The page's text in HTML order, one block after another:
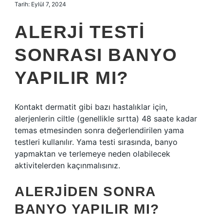
Tarih: Eylül 7, 2024
ALERJI TESTI
SONRASI BANYO
YAPILIR MI?
Kontakt dermatit gibi bazı hastalıklar için,
alerjenlerin ciltle (genellikle sırtta) 48 saate kadar
temas etmesinden sonra değerlendirilen yama
testleri kullanılır. Yama testi sırasında, banyo
yapmaktan ve terlemeye neden olabilecek
aktivitelerden kaçınmalısınız.
ALERJIDEN SONRA
BANYO YAPILIR MI?